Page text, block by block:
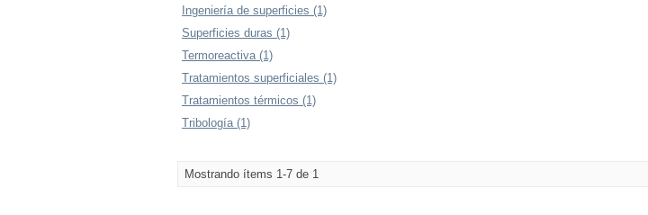
Ingeniería de superficies (1)
Superficies duras (1)
Termoreactiva (1)
Tratamientos superficiales (1)
Tratamientos térmicos (1)
Tribología (1)
Mostrando ítems 1-7 de 1